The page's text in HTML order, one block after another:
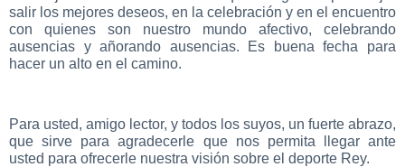
salir los mejores deseos, en la celebración y en el encuentro
con quienes son nuestro mundo afectivo, celebrando
ausencias y añorando ausencias. Es buena fecha para
hacer un alto en el camino.
Para usted, amigo lector, y todos los suyos, un fuerte abrazo,
que sirve para agradecerle que nos permita llegar ante
usted para ofrecerle nuestra visión sobre el deporte Rey.